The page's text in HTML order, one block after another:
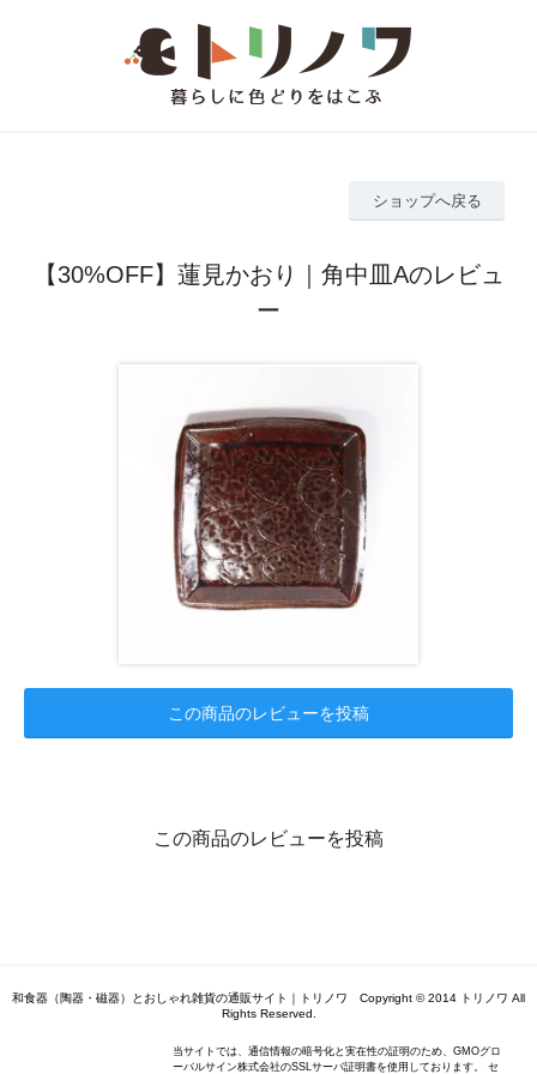
ショップへ戻る
【30%OFF】蓮見かおり｜角中皿Aのレビュ
ー
この商品のレビューを投稿
この商品のレビューを投稿
和食器（陶器・磁器）とおしゃれ雑貨の通販サイト｜トリノワ Copyright © 2014 トリノワ All
Rights Reserved.
当サイトでは、通信情報の暗号化と実在性の証明のため、GMOグロ
ーバルサイン株式会社のSSLサーバ証明書を使用しております。 セ